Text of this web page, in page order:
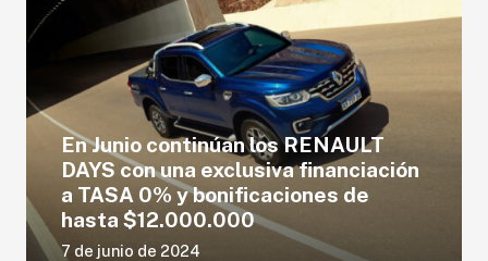
En Junio continúan los RENAULT
DAYS con una exclusiva financiación
a TASA 0% y bonificaciones de
hasta $12.000.000
7 de junio de 2024